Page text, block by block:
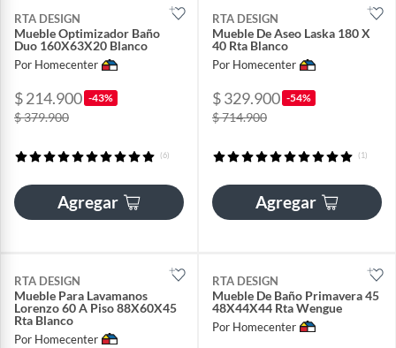
RTA DESIGN
Mueble Optimizador Baño
Duo 160X63X20 Blanco
Por Homecenter
$ 214.900 -43%
$ 379.900
(6)
Agregar
RTA DESIGN
Mueble De Aseo Laska 180 X
40 Rta Blanco
Por Homecenter
$ 329.900 -54%
$ 714.900
(1)
Agregar
RTA DESIGN
Mueble Para Lavamanos
Lorenzo 60 A Piso 88X60X45
Rta Blanco
Por Homecenter
RTA DESIGN
Mueble De Baño Primavera 45
48X44X44 Rta Wengue
Por Homecenter